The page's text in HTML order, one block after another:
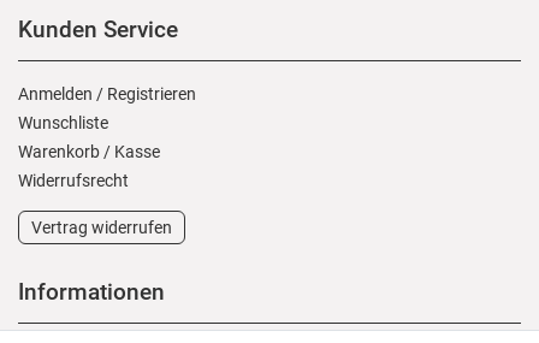
Kunden Service
Anmelden / Registrieren
Wunschliste
Warenkorb / Kasse
Widerrufs­recht
Vertrag widerrufen
Informationen